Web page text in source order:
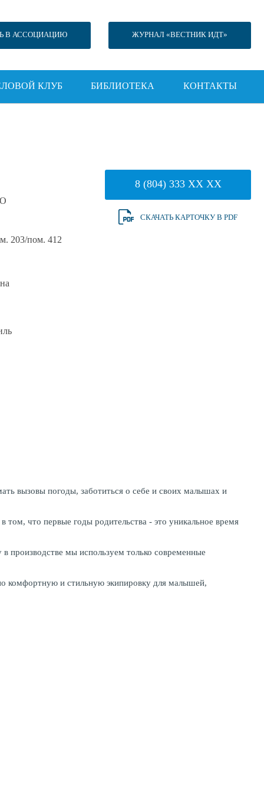
В АССОЦИАЦИЮ ЖУРНАЛ «ВЕСТНИК ИДТ»
КЛУБ БИБЛИОТЕКА КОНТАКТЫ
203/пом. 412
8 (804) 333 XX XX
СКАЧАТЬ КАРТОЧКУ В PDF
вызовы погоды, заботиться о себе и своих малышах и
что первые годы родительства - это уникальное время
производстве мы используем только современные
комфортную и стильную экипировку для малышей,